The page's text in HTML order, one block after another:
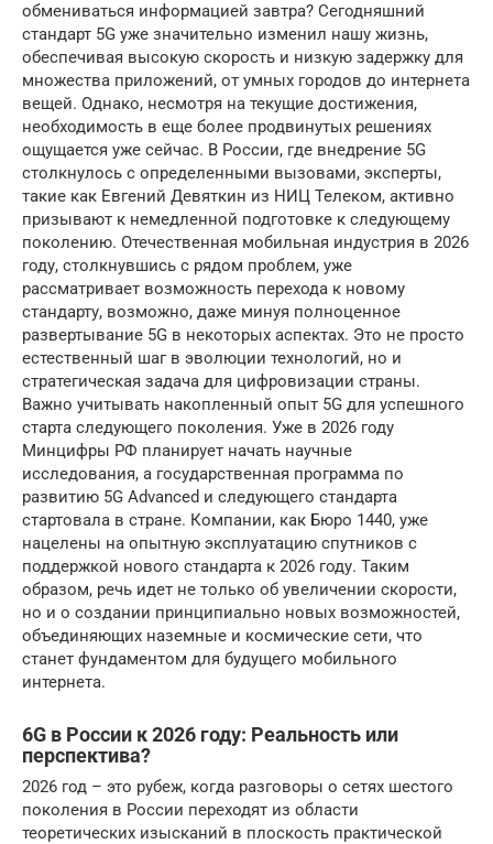
обмениваться информацией завтра? Сегодняшний
стандарт 5G уже значительно изменил нашу жизнь,
обеспечивая высокую скорость и низкую задержку для
множества приложений, от умных городов до интернета
вещей. Однако, несмотря на текущие достижения,
необходимость в еще более продвинутых решениях
ощущается уже сейчас. В России, где внедрение 5G
столкнулось с определенными вызовами, эксперты,
такие как Евгений Девяткин из НИЦ Телеком, активно
призывают к немедленной подготовке к следующему
поколению. Отечественная мобильная индустрия в 2026
году, столкнувшись с рядом проблем, уже
рассматривает возможность перехода к новому
стандарту, возможно, даже минуя полноценное
развертывание 5G в некоторых аспектах. Это не просто
естественный шаг в эволюции технологий, но и
стратегическая задача для цифровизации страны.
Важно учитывать накопленный опыт 5G для успешного
старта следующего поколения. Уже в 2026 году
Минцифры РФ планирует начать научные
исследования, а государственная программа по
развитию 5G Advanced и следующего стандарта
стартовала в стране. Компании, как Бюро 1440, уже
нацелены на опытную эксплуатацию спутников с
поддержкой нового стандарта к 2026 году. Таким
образом, речь идет не только об увеличении скорости,
но и о создании принципиально новых возможностей,
объединяющих наземные и космические сети, что
станет фундаментом для будущего мобильного
интернета.
6G в России к 2026 году: Реальность или
перспектива?
2026 год – это рубеж, когда разговоры о сетях шестого
поколения в России переходят из области
теоретических изысканий в плоскость практической